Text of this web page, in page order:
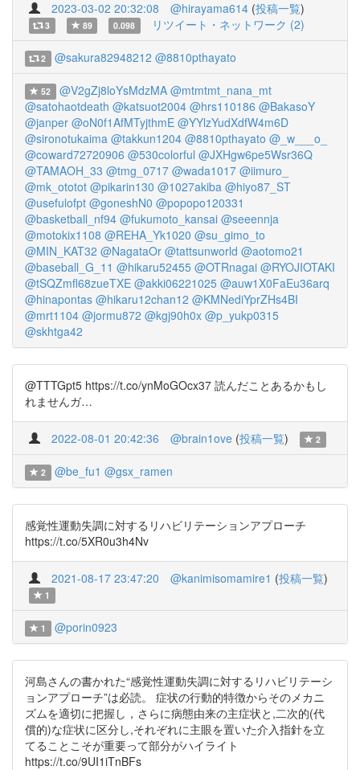
2023-03-02 20:32:08 @hirayama614 (投稿一覧)
3 89 0.098 リツイート・ネットワーク (2)
2 @sakura82948212 @8810pthayato
52 @V2gZj8loYsMdzMA @mtmtmt_nana_mt
@satohaotdeath @katsuot2004 @hrs110186 @BakasoY
@janper @oN0f1AfMTyjthmE @YYlzYudXdfW4m6D
@sironotukaima @takkun1204 @8810pthayato @_w___o_
@coward72720906 @530colorful @JXHgw6pe5Wsr36Q
@TAMAOH_33 @tmg_0717 @wada1017 @iimuro_
@mk_ototot @pikarin130 @1027akiba @hiyo87_ST
@usefulofpt @goneshN0 @popopo120331
@basketball_nf94 @fukumoto_kansai @seeennja
@motokix1108 @REHA_Yk1020 @su_gimo_to
@MIN_KAT32 @NagataOr @tattsunworld @aotomo21
@baseball_G_11 @hikaru52455 @OTRnagai @RYOJIOTAKI
@tSQZmfl68zueTXE @akki06221025 @auw1X0FaEu36arq
@hinapontas @hikaru12chan12 @KMNediYprZHs4BI
@mrt1104 @jormu872 @kgj90h0x @p_yukp0315
@skhtga42
@TTTGpt5 https://t.co/ynMoGOcx37 読んだことあるかもし
れませんガ…
2022-08-01 20:42:36 @brain1ove (投稿一覧) 2
2 @be_fu1 @gsx_ramen
感覚性運動失調に対するリハビリテーションアプローチ
https://t.co/5XR0u3h4Nv
2021-08-17 23:47:20 @kanimisomamire1 (投稿一覧)
1
1 @porin0923
河島さんの書かれた“感覚性運動失調に対するリハビリテーシ
ョンアプローチ”は必読。 症状の行動的特徴からそのメカニ
ズムを適切に把握し，さらに病態由来の主症状と,二次的(代
償的)な症状に区分し,それぞれに主眼を置いた介入指針を立
てることこそが重要って部分がハイライト
https://t.co/9UI1iTnBFs